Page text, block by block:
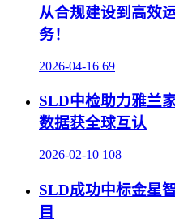
从合规建设到高效
务！
2026-04-16 69
SLD中检助力雅兰
数据获全球互认
2026-02-10 108
SLD成功中标金星
目